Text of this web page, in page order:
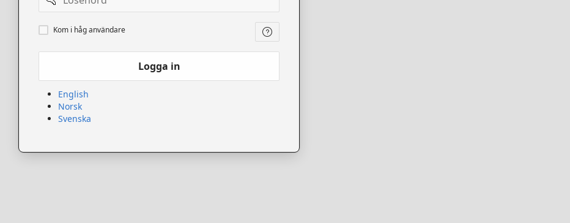
Kom
ihåg
Kom i håg användare
Logga in
English
Norsk
Svenska